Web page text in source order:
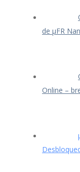
de μFR
Online –